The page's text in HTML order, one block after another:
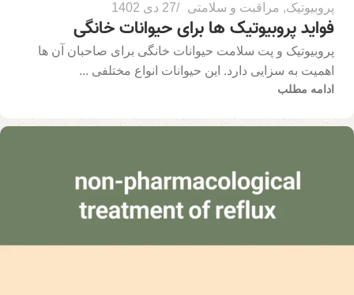
پروبیوتیک, مراقبت و سلامتی 27 دی 1402
فواید پروبیوتیک ها برای حیوانات خانگی
پروبیوتیک و پت سلامت حیوانات خانگی برای صاحبان آن ها
اهمیت به سزایی دارد. این حیوانات انواع مختلفی ...
ادامه مطلب